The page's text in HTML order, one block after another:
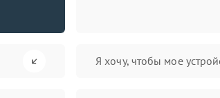
Я хочу, чтобы мое